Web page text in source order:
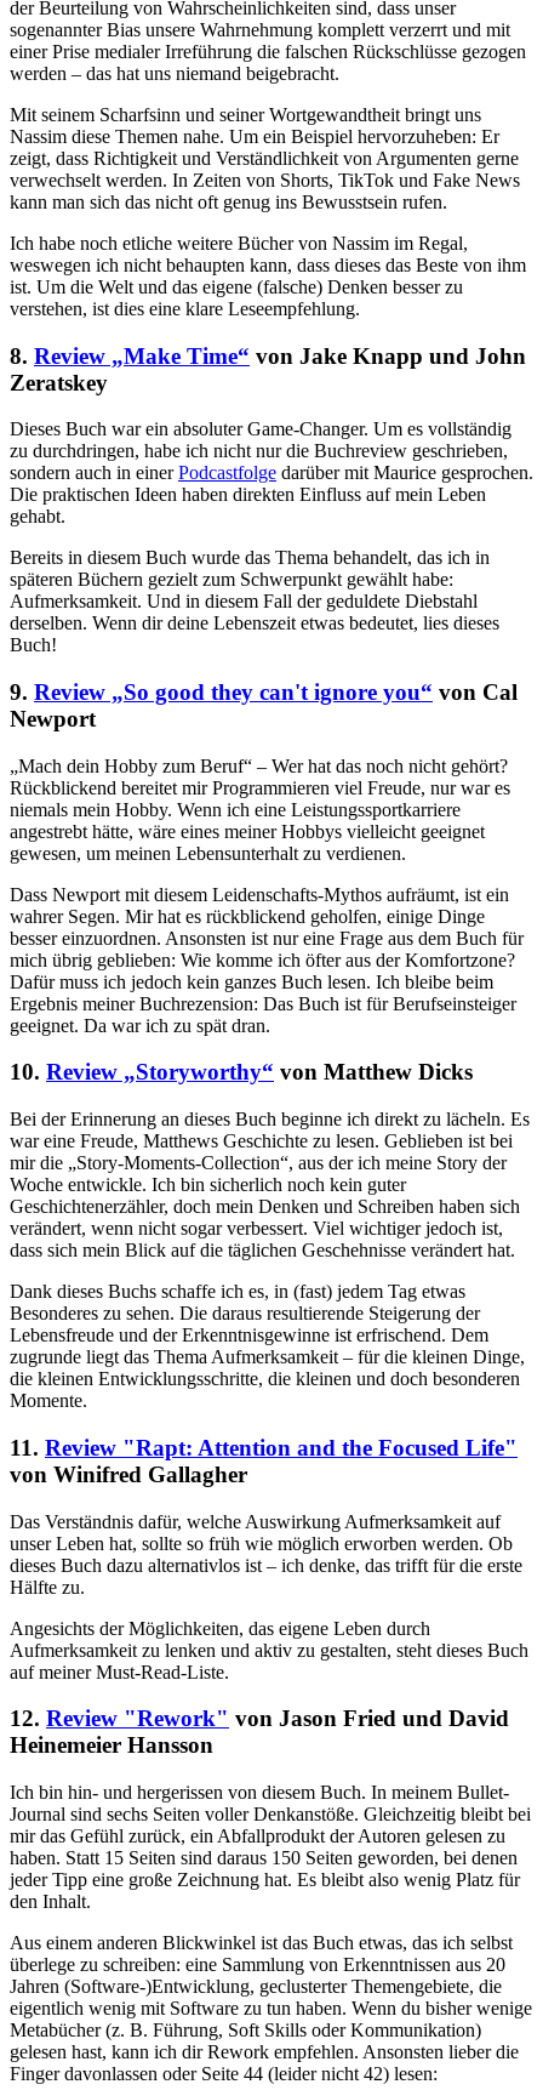
der Beurteilung von Wahrscheinlichkeiten sind, dass unser
sogenannter Bias unsere Wahrnehmung komplett verzerrt und mit
einer Prise medialer Irreführung die falschen Rückschlüsse gezogen
werden – das hat uns niemand beigebracht.
Mit seinem Scharfsinn und seiner Wortgewandtheit bringt uns
Nassim diese Themen nahe. Um ein Beispiel hervorzuheben: Er
zeigt, dass Richtigkeit und Verständlichkeit von Argumenten gerne
verwechselt werden. In Zeiten von Shorts, TikTok und Fake News
kann man sich das nicht oft genug ins Bewusstsein rufen.
Ich habe noch etliche weitere Bücher von Nassim im Regal,
weswegen ich nicht behaupten kann, dass dieses das Beste von ihm
ist. Um die Welt und das eigene (falsche) Denken besser zu
verstehen, ist dies eine klare Leseempfehlung.
8. Review „Make Time“ von Jake Knapp und John
Zeratskey
Dieses Buch war ein absoluter Game-Changer. Um es vollständig
zu durchdringen, habe ich nicht nur die Buchreview geschrieben,
sondern auch in einerPodcastfolge darüber mit Maurice gesprochen.
Die praktischen Ideen haben direkten Einfluss auf mein Leben
gehabt.
Bereits in diesem Buch wurde das Thema behandelt, das ich in
späteren Büchern gezielt zum Schwerpunkt gewählt habe:
Aufmerksamkeit. Und in diesem Fall der geduldete Diebstahl
derselben. Wenn dir deine Lebenszeit etwas bedeutet, lies dieses
Buch!
9. Review „So good they can't ignore you“ von Cal
Newport
„Mach dein Hobby zum Beruf“ – Wer hat das noch nicht gehört?
Rückblickend bereitet mir Programmieren viel Freude, nur war es
niemals mein Hobby. Wenn ich eine Leistungssportkarriere
angestrebt hätte, wäre eines meiner Hobbys vielleicht geeignet
gewesen, um meinen Lebensunterhalt zu verdienen.
Dass Newport mit diesem Leidenschafts-Mythos aufräumt, ist ein
wahrer Segen. Mir hat es rückblickend geholfen, einige Dinge
besser einzuordnen. Ansonsten ist nur eine Frage aus dem Buch für
mich übrig geblieben: Wie komme ich öfter aus der Komfortzone?
Dafür muss ich jedoch kein ganzes Buch lesen. Ich bleibe beim
Ergebnis meiner Buchrezension: Das Buch ist für Berufseinsteiger
geeignet. Da war ich zu spät dran.
10. Review „Storyworthy“ von Matthew Dicks
Bei der Erinnerung an dieses Buch beginne ich direkt zu lächeln. Es
war eine Freude, Matthews Geschichte zu lesen. Geblieben ist bei
mir die „Story-Moments-Collection“, aus der ich meine Story der
Woche entwickle. Ich bin sicherlich noch kein guter
Geschichtenerzähler, doch mein Denken und Schreiben haben sich
verändert, wenn nicht sogar verbessert. Viel wichtiger jedoch ist,
dass sich mein Blick auf die täglichen Geschehnisse verändert hat.
Dank dieses Buchs schaffe ich es, in (fast) jedem Tag etwas
Besonderes zu sehen. Die daraus resultierende Steigerung der
Lebensfreude und der Erkenntnisgewinne ist erfrischend. Dem
zugrunde liegt das Thema Aufmerksamkeit – für die kleinen Dinge,
die kleinen Entwicklungsschritte, die kleinen und doch besonderen
Momente.
11. Review "Rapt: Attention and the Focused Life"
von Winifred Gallagher
Das Verständnis dafür, welche Auswirkung Aufmerksamkeit auf
unser Leben hat, sollte so früh wie möglich erworben werden. Ob
dieses Buch dazu alternativlos ist – ich denke, das trifft für die erste
Hälfte zu.
Angesichts der Möglichkeiten, das eigene Leben durch
Aufmerksamkeit zu lenken und aktiv zu gestalten, steht dieses Buch
auf meiner Must-Read-Liste.
12. Review "Rework" von Jason Fried und David
Heinemeier Hansson
Ich bin hin- und hergerissen von diesem Buch. In meinem Bullet-
Journal sind sechs Seiten voller Denkanstöße. Gleichzeitig bleibt bei
mir das Gefühl zurück, ein Abfallprodukt der Autoren gelesen zu
haben. Statt 15 Seiten sind daraus 150 Seiten geworden, bei denen
jeder Tipp eine große Zeichnung hat. Es bleibt also wenig Platz für
den Inhalt.
Aus einem anderen Blickwinkel ist das Buch etwas, das ich selbst
überlege zu schreiben: eine Sammlung von Erkenntnissen aus 20
Jahren (Software-)Entwicklung, geclusterter Themengebiete, die
eigentlich wenig mit Software zu tun haben. Wenn du bisher wenige
Metabücher (z. B. Führung, Soft Skills oder Kommunikation)
gelesen hast, kann ich dir Rework empfehlen. Ansonsten lieber die
Finger davonlassen oder Seite 44 (leider nicht 42) lesen: